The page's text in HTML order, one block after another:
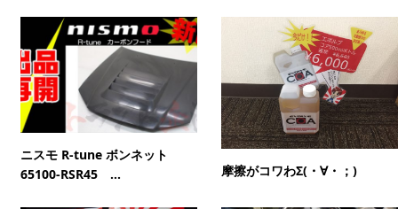
ニスモ R-tune ボンネット
65100-RSR45 ...
摩擦がコワわΣ(・∀・；)